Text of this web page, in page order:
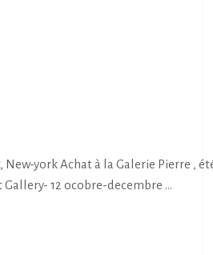
york Achat à la Galerie Pierre ,
12 ocobre-decembre